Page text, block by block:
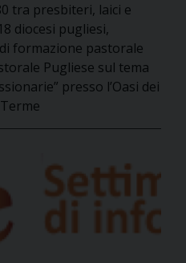
tra presbiteri, laici e
diocesi pugliesi,
formazione pastorale
Pugliese sul tema
presso l’Oasi dei